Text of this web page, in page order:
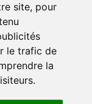
site, pour
le trafic de
la
et découvrez
écriture.